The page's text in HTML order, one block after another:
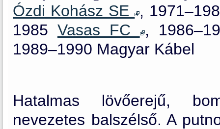
Ózdi Kohász SE ,
1985 Vasas FC
,
1989–1990 Magyar Kábel
Hatalmas lövőerejű,
nevezetes balszélső. A